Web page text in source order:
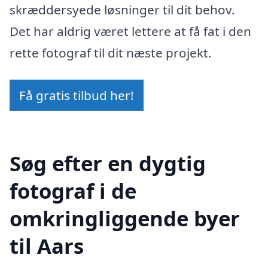
skræddersyede løsninger til dit behov.
Det har aldrig været lettere at få fat i den
rette fotograf til dit næste projekt.
Få gratis tilbud her!
Søg efter en dygtig
fotograf i de
omkringliggende byer
til Aars